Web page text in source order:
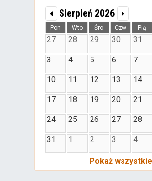
Sierpień 2026
Pon Wto Śro Czw Pią
27 28 29 30 31
3 4 5 6 7
10 11 12 13 14
17 18 19 20 21
24 25 26 27 28
31 1 2 3 4
Pokaż wszystkie